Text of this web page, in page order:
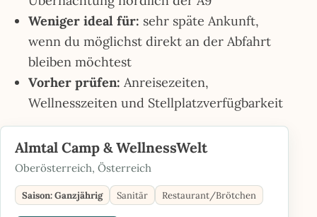
Weniger ideal für: sehr späte Ankunft,
wenn du möglichst direkt an der Abfahrt
bleiben möchtest
Vorher prüfen: Anreisezeiten,
Wellnesszeiten und Stellplatzverfügbarkeit
Almtal Camp & WellnessWelt
Oberösterreich, Österreich
Saison: Ganzjährig Sanitär Restaurant/Brötchen